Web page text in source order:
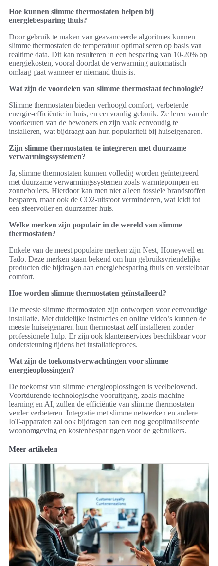
Hoe kunnen slimme thermostaten helpen bij
energiebesparing thuis?
Door gebruik te maken van geavanceerde algoritmes kunnen
slimme thermostaten de temperatuur optimaliseren op basis van
realtime data. Dit kan resulteren in een besparing van 10-20% op
energiekosten, vooral doordat de verwarming automatisch
omlaag gaat wanneer er niemand thuis is.
Wat zijn de voordelen van slimme thermostaat technologie?
Slimme thermostaten bieden verhoogd comfort, verbeterde
energie-efficiëntie in huis, en eenvoudig gebruik. Ze leren van de
voorkeuren van de bewoners en zijn vaak eenvoudig te
installeren, wat bijdraagt aan hun populariteit bij huiseigenaren.
Zijn slimme thermostaten te integreren met duurzame
verwarmingssystemen?
Ja, slimme thermostaten kunnen volledig worden geïntegreerd
met duurzame verwarmingssystemen zoals warmtepompen en
zonneboilers. Hierdoor kan men niet alleen fossiele brandstoffen
besparen, maar ook de CO2-uitstoot verminderen, wat leidt tot
een sfeervoller en duurzamer huis.
Welke merken zijn populair in de wereld van slimme
thermostaten?
Enkele van de meest populaire merken zijn Nest, Honeywell en
Tado. Deze merken staan bekend om hun gebruiksvriendelijke
producten die bijdragen aan energiebesparing thuis en verstelbaar
comfort.
Hoe worden slimme thermostaten geïnstalleerd?
De meeste slimme thermostaten zijn ontworpen voor eenvoudige
installatie. Met duidelijke instructies en online video’s kunnen de
meeste huiseigenaren hun thermostaat zelf installeren zonder
professionele hulp. Er zijn ook klantenservices beschikbaar voor
ondersteuning tijdens het installatieproces.
Wat zijn de toekomstverwachtingen voor slimme
energieoplossingen?
De toekomst van slimme energieoplossingen is veelbelovend.
Voortdurende technologische vooruitgang, zoals machine
learning en AI, zullen de efficiëntie van slimme thermostaten
verder verbeteren. Integratie met slimme netwerken en andere
IoT-apparaten zal ook bijdragen aan een nog geoptimaliseerde
woonomgeving en kostenbesparingen voor de gebruikers.
Meer artikelen